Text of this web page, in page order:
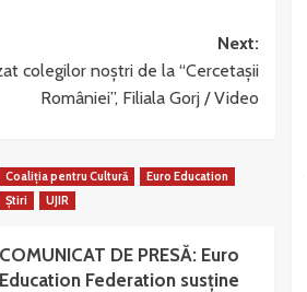
Next:
colegilor noștri de la “Cercetașii
României”, Filiala Gorj / Video
Coaliția pentru Cultură
Euro Education
Știri
UJIR
COMUNICAT DE PRESĂ: Euro
Education Federation susține